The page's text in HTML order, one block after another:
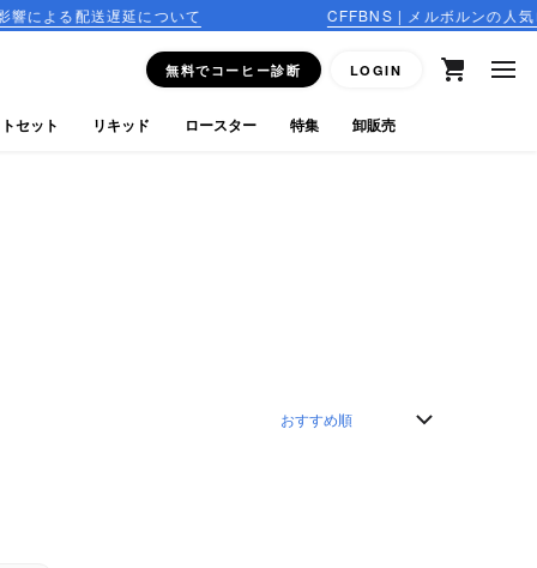
ついて CFFBNS | メルボルンの人気ロースター、
無料でコーヒー診断 LOGIN
セット リキッド ロースター 特集 卸販売